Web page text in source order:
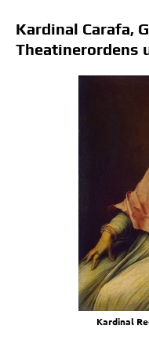
Kardinal Carafa,
Theatinerordens
Kar­di­nal